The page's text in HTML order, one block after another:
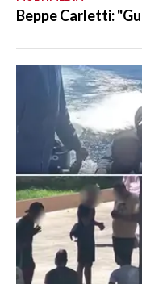
Beppe Carletti: